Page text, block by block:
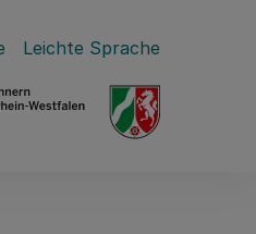
Leichte Sprache